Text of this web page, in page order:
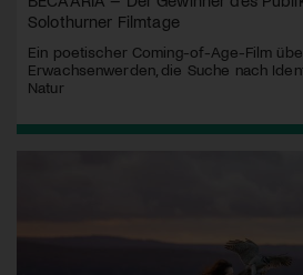
Solothurner Filmtage
Ein poetischer Coming-of-Age-Film
Erwachsenwerden, die Suche nach
Natur